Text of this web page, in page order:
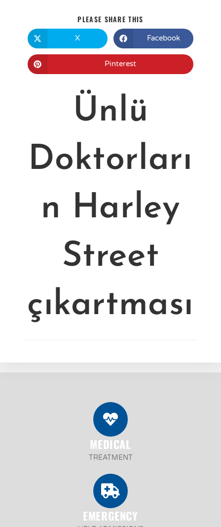
PLEASE SHARE THIS
X Facebook
Pinterest
Ünlü
Doktorları
n Harley
Street
çıkartması
MEDICAL
TREATMENT
EMERGENCY